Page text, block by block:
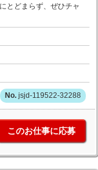
とどまらず、ぜひチャ
jsjd-119522-32288
このお仕事に応募